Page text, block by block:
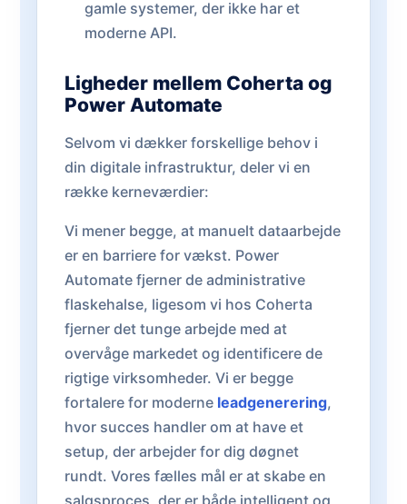
gamle systemer, der ikke har et
moderne API.
Ligheder mellem Coherta og
Power Automate
Selvom vi dækker forskellige behov i
din digitale infrastruktur, deler vi en
række kerneværdier:
Vi mener begge, at manuelt dataarbejde
er en barriere for vækst. Power
Automate fjerner de administrative
flaskehalse, ligesom vi hos Coherta
fjerner det tunge arbejde med at
overvåge markedet og identificere de
rigtige virksomheder. Vi er begge
fortalere for moderne leadgenerering,
hvor succes handler om at have et
setup, der arbejder for dig døgnet
rundt. Vores fælles mål er at skabe en
salgsproces, der er både intelligent og